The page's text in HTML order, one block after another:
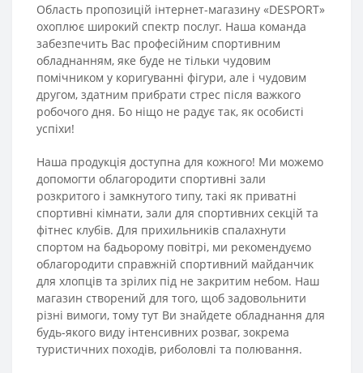
Область пропозицій інтернет-магазину «DESPORT»
охоплює широкий спектр послуг. Наша команда
забезпечить Вас професійним спортивним
обладнанням, яке буде не тільки чудовим
помічником у коригуванні фігури, але і чудовим
другом, здатним прибрати стрес після важкого
робочого дня. Бо ніщо не радує так, як особисті
успіхи!
Наша продукція доступна для кожного! Ми можемо
допомогти облагородити спортивні зали
розкритого і замкнутого типу, такі як приватні
спортивні кімнати, зали для спортивних секцій та
фітнес клубів. Для прихильників спалахнути
спортом на бадьорому повітрі, ми рекомендуємо
облагородити справжній спортивний майданчик
для хлопців та зрілих під не закритим небом. Наш
магазин створений для того, щоб задовольнити
різні вимоги, тому тут Ви знайдете обладнання для
будь-якого виду інтенсивних розваг, зокрема
туристичних походів, риболовлі та полювання.